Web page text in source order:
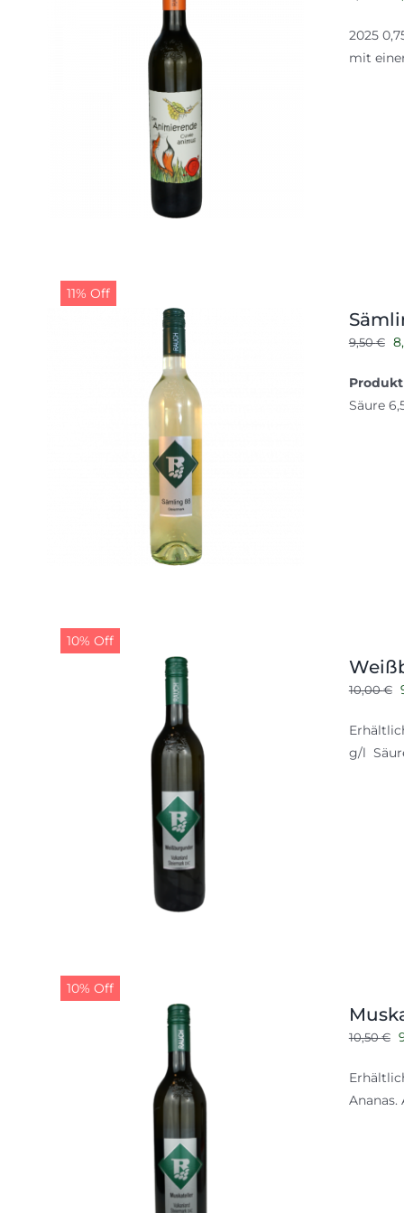
2025
mit
11% Off
9,50€
Säure
10% Off
10,00€
g/l
10% Off
10,50€
Ananas.